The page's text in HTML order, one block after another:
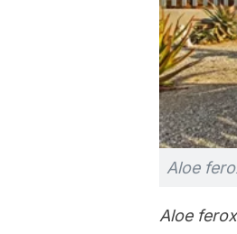
Aloe
Aloe ferox